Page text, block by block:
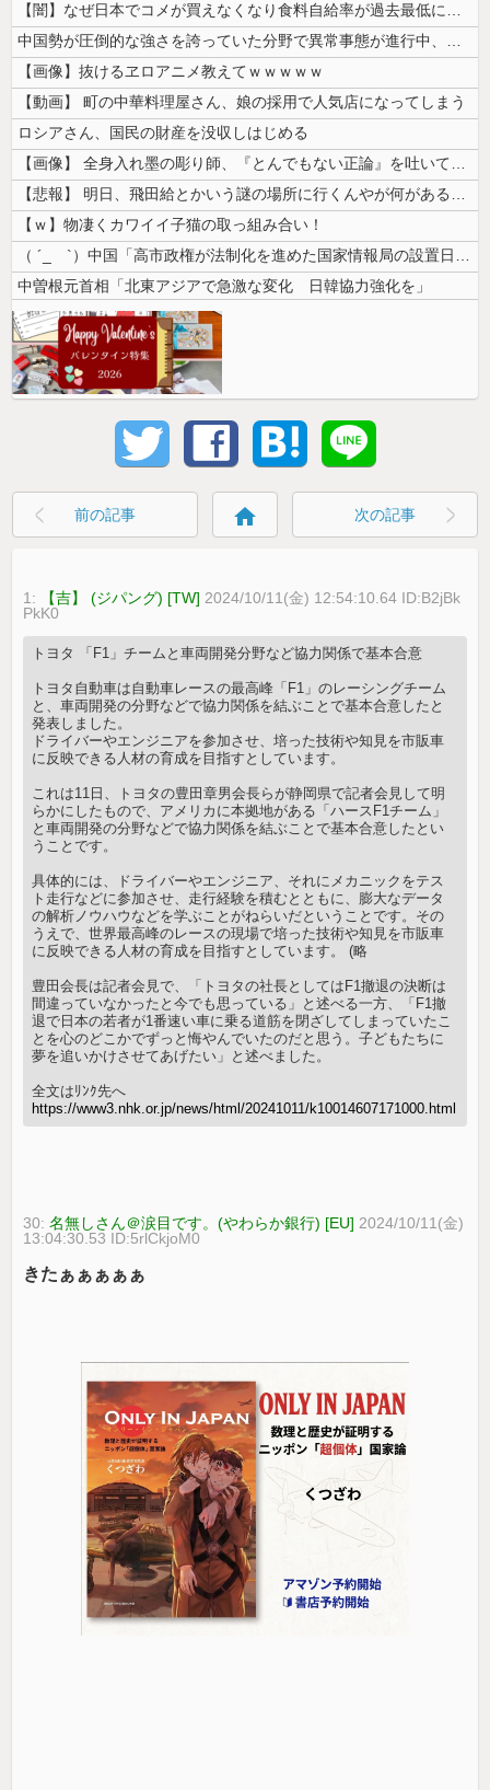
【闇】なぜ日本でコメが買えなくなり食料自給率が過去最低に並んだのか？
中国勢が圧倒的な強さを誇っていた分野で異常事態が進行中、日本勢が3人も...
【画像】抜けるヱロアニメ教えてｗｗｗｗｗ
【動画】 町の中華料理屋さん、娘の採用で人気店になってしまう
ロシアさん、国民の財産を没収しはじめる
【画像】 全身入れ墨の彫り師、『とんでもない正論』を吐いて30万再生さ...
【悲報】 明日、飛田給とかいう謎の場所に行くんやが何があるんや????...
【ｗ】物凄くカワイイ子猫の取っ組み合い！
（ ´_ゝ`）中国「高市政権が法制化を進めた国家情報局の設置日が7月3...
中曽根元首相「北東アジアで急激な変化 日韓協力強化を」
前の記事 home 次の記事
1: 【吉】 (ジパング) [TW] 2024/10/11(金) 12:54:10.64 ID:B2jBk
PkK0
トヨタ 「F1」チームと車両開発分野など協力関係で基本合意
トヨタ自動車は自動車レースの最高峰「F1」のレーシングチーム
と、車両開発の分野などで協力関係を結ぶことで基本合意したと
発表しました。
ドライバーやエンジニアを参加させ、培った技術や知見を市販車
に反映できる人材の育成を目指すとしています。
これは11日、トヨタの豊田章男会長らが静岡県で記者会見して明
らかにしたもので、アメリカに本拠地がある「ハースF1チーム」
と車両開発の分野などで協力関係を結ぶことで基本合意したとい
うことです。
具体的には、ドライバーやエンジニア、それにメカニックをテス
ト走行などに参加させ、走行経験を積むとともに、膨大なデータ
の解析ノウハウなどを学ぶことがねらいだということです。その
うえで、世界最高峰のレースの現場で培った技術や知見を市販車
に反映できる人材の育成を目指すとしています。 (略
豊田会長は記者会見で、「トヨタの社長としてはF1撤退の決断は
間違っていなかったと今でも思っている」と述べる一方、「F1撤
退で日本の若者が1番速い車に乗る道筋を閉ざしてしまっていたこ
とを心のどこかでずっと悔やんでいたのだと思う。子どもたちに
夢を追いかけさせてあげたい」と述べました。
全文はﾘﾝｸ先へ
https://www3.nhk.or.jp/news/html/20241011/k10014607171000.html
30:名無しさん＠涙目です。(やわらか銀行) [EU] 2024/10/11(金)
13:04:30.53 ID:5rlCkjoM0
きたぁぁぁぁぁ